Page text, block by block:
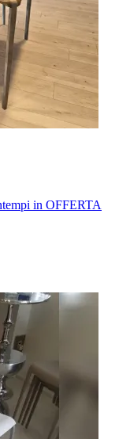
in OFFERTA